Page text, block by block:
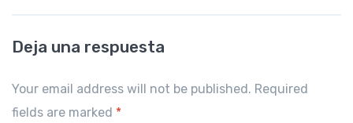
Deja una respuesta
Your email address will not be published. Required
fields are marked *